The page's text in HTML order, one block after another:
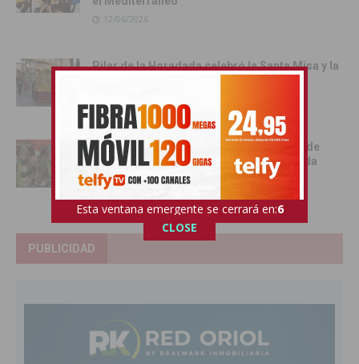
12/06/2026
Pilar de la Horadada celebró la Santa Misa y la
Benejúzar se vuelca con la gran Entrada de
Moros y Cristianos en una intensa jornada
festiva
09/06/2026
PUBLICIDAD
Esta ventana emergente se cerrará en:4
CLOSE